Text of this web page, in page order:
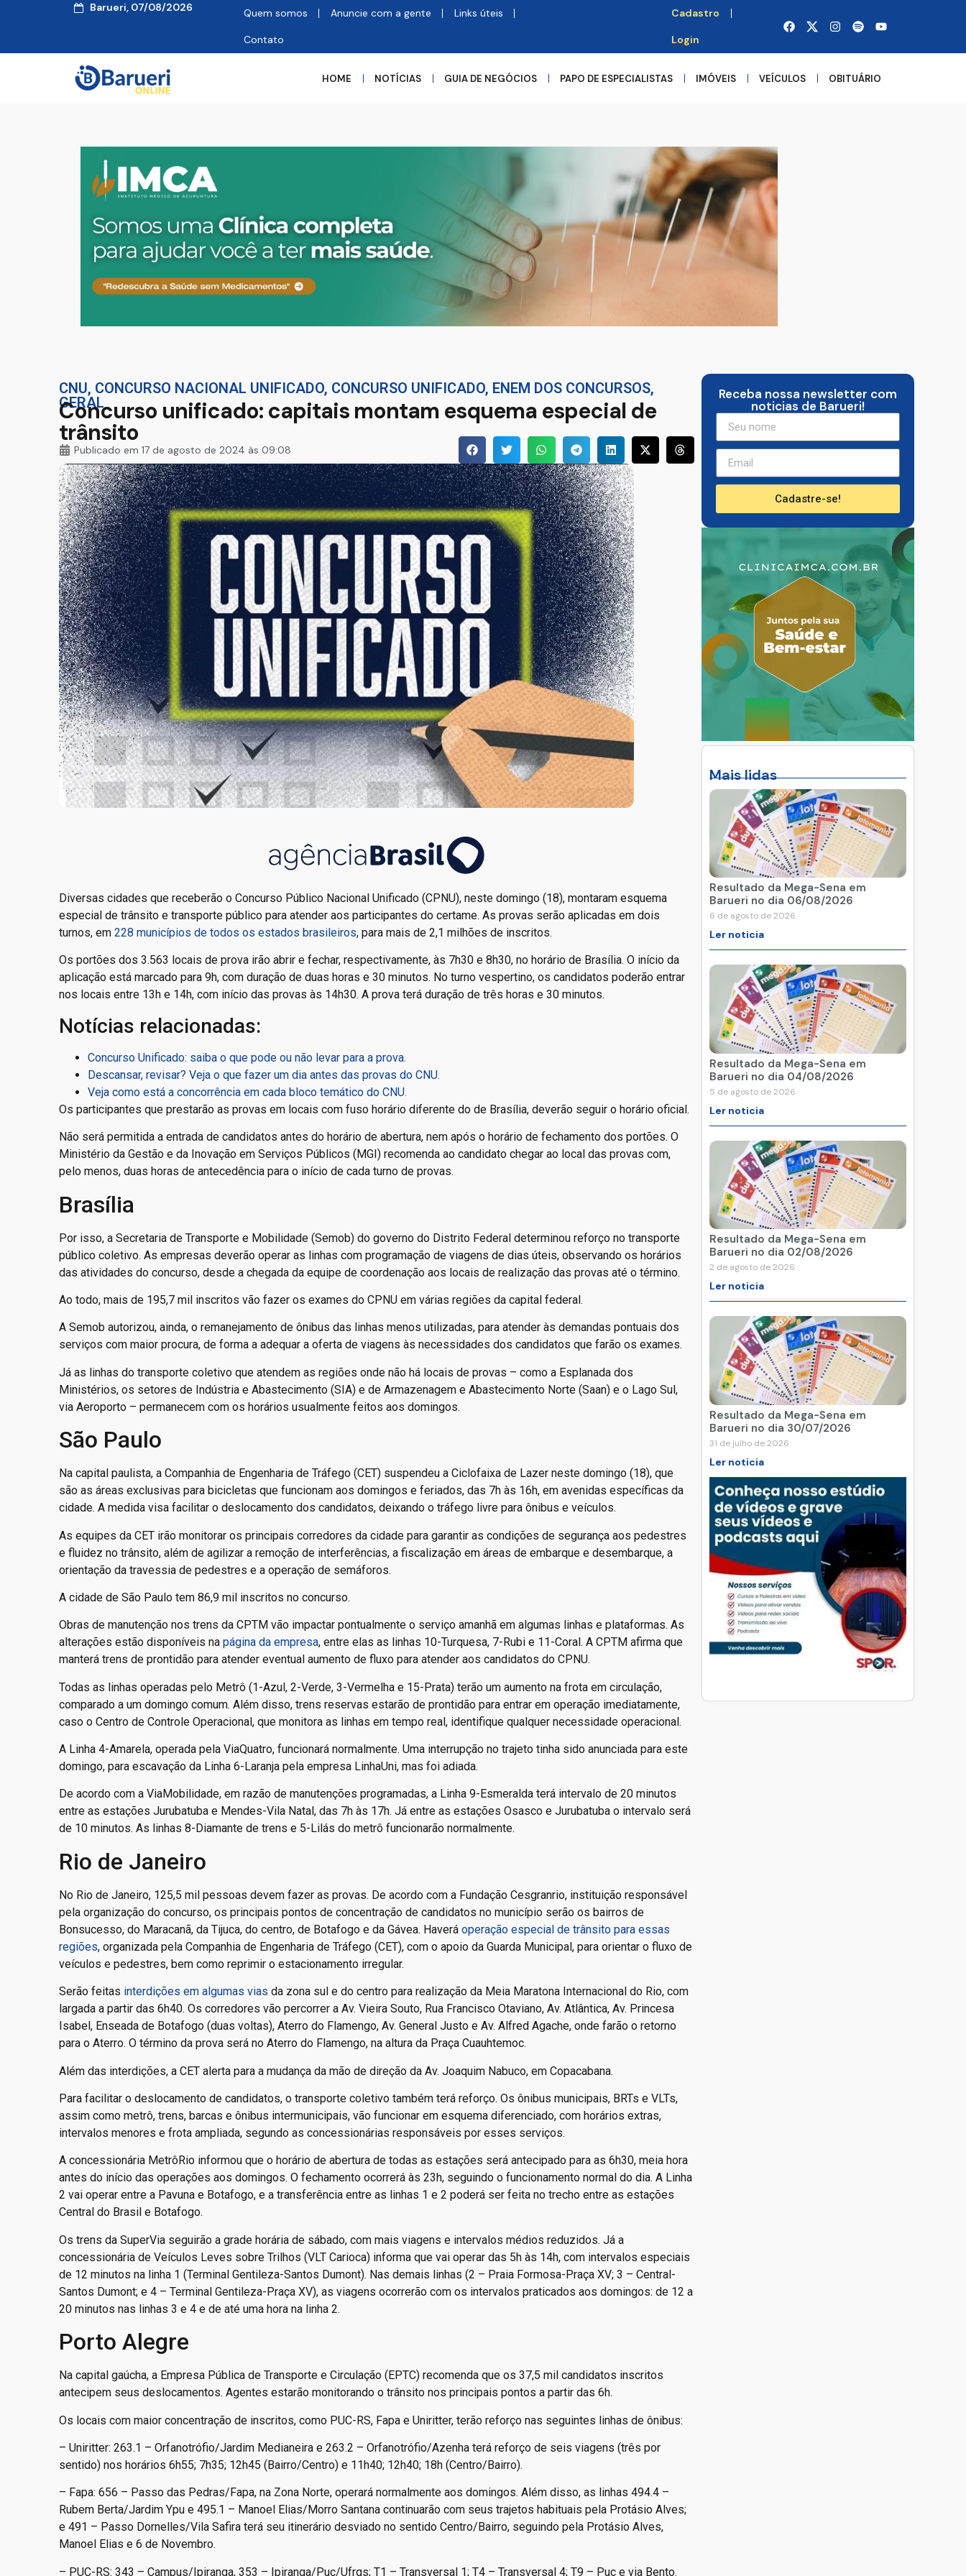
Barueri, 07/08/2026 Quem somos Anuncie com a gente Links úteis
Contato
Cadastro
Login
HOME NOTÍCIAS GUIA DE NEGÓCIOS PAPO DE ESPECIALISTAS IMÓVEIS VEÍCULOS OBITUÁRIO
CNU, CONCURSO NACIONAL UNIFICADO, CONCURSO UNIFICADO, ENEM DOS CONCURSOS,
GERAL
Concurso unificado: capitais montam esquema especial de
trânsito
Publicado em 17 de agosto de 2024 às 09:08
Diversas cidades que receberão o Concurso Público Nacional Unificado (CPNU), neste domingo (18), montaram esquema
especial de trânsito e transporte público para atender aos participantes do certame. As provas serão aplicadas em dois
turnos, em 228 municípios de todos os estados brasileiros, para mais de 2,1 milhões de inscritos.
Os portões dos 3.563 locais de prova irão abrir e fechar, respectivamente, às 7h30 e 8h30, no horário de Brasília. O início da
aplicação está marcado para 9h, com duração de duas horas e 30 minutos. No turno vespertino, os candidatos poderão entrar
nos locais entre 13h e 14h, com início das provas às 14h30. A prova terá duração de três horas e 30 minutos.
Notícias relacionadas:
Concurso Unificado: saiba o que pode ou não levar para a prova.
Descansar, revisar? Veja o que fazer um dia antes das provas do CNU.
Veja como está a concorrência em cada bloco temático do CNU.
Os participantes que prestarão as provas em locais com fuso horário diferente do de Brasília, deverão seguir o horário oficial.
Não será permitida a entrada de candidatos antes do horário de abertura, nem após o horário de fechamento dos portões. O
Ministério da Gestão e da Inovação em Serviços Públicos (MGI) recomenda ao candidato chegar ao local das provas com,
pelo menos, duas horas de antecedência para o início de cada turno de provas.
Brasília
Por isso, a Secretaria de Transporte e Mobilidade (Semob) do governo do Distrito Federal determinou reforço no transporte
público coletivo. As empresas deverão operar as linhas com programação de viagens de dias úteis, observando os horários
das atividades do concurso, desde a chegada da equipe de coordenação aos locais de realização das provas até o término.
Ao todo, mais de 195,7 mil inscritos vão fazer os exames do CPNU em várias regiões da capital federal.
A Semob autorizou, ainda, o remanejamento de ônibus das linhas menos utilizadas, para atender às demandas pontuais dos
serviços com maior procura, de forma a adequar a oferta de viagens às necessidades dos candidatos que farão os exames.
Já as linhas do transporte coletivo que atendem as regiões onde não há locais de provas – como a Esplanada dos
Ministérios, os setores de Indústria e Abastecimento (SIA) e de Armazenagem e Abastecimento Norte (Saan) e o Lago Sul,
via Aeroporto – permanecem com os horários usualmente feitos aos domingos.
São Paulo
Na capital paulista, a Companhia de Engenharia de Tráfego (CET) suspendeu a Ciclofaixa de Lazer neste domingo (18), que
são as áreas exclusivas para bicicletas que funcionam aos domingos e feriados, das 7h às 16h, em avenidas específicas da
cidade. A medida visa facilitar o deslocamento dos candidatos, deixando o tráfego livre para ônibus e veículos.
As equipes da CET irão monitorar os principais corredores da cidade para garantir as condições de segurança aos pedestres
e fluidez no trânsito, além de agilizar a remoção de interferências, a fiscalização em áreas de embarque e desembarque, a
orientação da travessia de pedestres e a operação de semáforos.
A cidade de São Paulo tem 86,9 mil inscritos no concurso.
Obras de manutenção nos trens da CPTM vão impactar pontualmente o serviço amanhã em algumas linhas e plataformas. As
alterações estão disponíveis na página da empresa, entre elas as linhas 10-Turquesa, 7-Rubi e 11-Coral. A CPTM afirma que
manterá trens de prontidão para atender eventual aumento de fluxo para atender aos candidatos do CPNU.
Todas as linhas operadas pelo Metrô (1-Azul, 2-Verde, 3-Vermelha e 15-Prata) terão um aumento na frota em circulação,
comparado a um domingo comum. Além disso, trens reservas estarão de prontidão para entrar em operação imediatamente,
caso o Centro de Controle Operacional, que monitora as linhas em tempo real, identifique qualquer necessidade operacional.
A Linha 4-Amarela, operada pela ViaQuatro, funcionará normalmente. Uma interrupção no trajeto tinha sido anunciada para este
domingo, para escavação da Linha 6-Laranja pela empresa LinhaUni, mas foi adiada.
De acordo com a ViaMobilidade, em razão de manutenções programadas, a Linha 9-Esmeralda terá intervalo de 20 minutos
entre as estações Jurubatuba e Mendes-Vila Natal, das 7h às 17h. Já entre as estações Osasco e Jurubatuba o intervalo será
de 10 minutos. As linhas 8-Diamante de trens e 5-Lilás do metrô funcionarão normalmente.
Rio de Janeiro
No Rio de Janeiro, 125,5 mil pessoas devem fazer as provas. De acordo com a Fundação Cesgranrio, instituição responsável
pela organização do concurso, os principais pontos de concentração de candidatos no município serão os bairros de
Bonsucesso, do Maracanã, da Tijuca, do centro, de Botafogo e da Gávea. Haverá operação especial de trânsito para essas
regiões, organizada pela Companhia de Engenharia de Tráfego (CET), com o apoio da Guarda Municipal, para orientar o fluxo de
veículos e pedestres, bem como reprimir o estacionamento irregular.
Serão feitas interdições em algumas vias da zona sul e do centro para realização da Meia Maratona Internacional do Rio, com
largada a partir das 6h40. Os corredores vão percorrer a Av. Vieira Souto, Rua Francisco Otaviano, Av. Atlântica, Av. Princesa
Isabel, Enseada de Botafogo (duas voltas), Aterro do Flamengo, Av. General Justo e Av. Alfred Agache, onde farão o retorno
para o Aterro. O término da prova será no Aterro do Flamengo, na altura da Praça Cuauhtemoc.
Além das interdições, a CET alerta para a mudança da mão de direção da Av. Joaquim Nabuco, em Copacabana.
Para facilitar o deslocamento de candidatos, o transporte coletivo também terá reforço. Os ônibus municipais, BRTs e VLTs,
assim como metrô, trens, barcas e ônibus intermunicipais, vão funcionar em esquema diferenciado, com horários extras,
intervalos menores e frota ampliada, segundo as concessionárias responsáveis por esses serviços.
A concessionária MetrôRio informou que o horário de abertura de todas as estações será antecipado para as 6h30, meia hora
antes do início das operações aos domingos. O fechamento ocorrerá às 23h, seguindo o funcionamento normal do dia. A Linha
2 vai operar entre a Pavuna e Botafogo, e a transferência entre as linhas 1 e 2 poderá ser feita no trecho entre as estações
Central do Brasil e Botafogo.
Os trens da SuperVia seguirão a grade horária de sábado, com mais viagens e intervalos médios reduzidos. Já a
concessionária de Veículos Leves sobre Trilhos (VLT Carioca) informa que vai operar das 5h às 14h, com intervalos especiais
de 12 minutos na linha 1 (Terminal Gentileza-Santos Dumont). Nas demais linhas (2 – Praia Formosa-Praça XV; 3 – Central-
Santos Dumont; e 4 – Terminal Gentileza-Praça XV), as viagens ocorrerão com os intervalos praticados aos domingos: de 12 a
20 minutos nas linhas 3 e 4 e de até uma hora na linha 2.
Porto Alegre
Na capital gaúcha, a Empresa Pública de Transporte e Circulação (EPTC) recomenda que os 37,5 mil candidatos inscritos
antecipem seus deslocamentos. Agentes estarão monitorando o trânsito nos principais pontos a partir das 6h.
Os locais com maior concentração de inscritos, como PUC-RS, Fapa e Uniritter, terão reforço nas seguintes linhas de ônibus:
– Uniritter: 263.1 – Orfanotrófio/Jardim Medianeira e 263.2 – Orfanotrófio/Azenha terá reforço de seis viagens (três por
sentido) nos horários 6h55; 7h35; 12h45 (Bairro/Centro) e 11h40; 12h40; 18h (Centro/Bairro).
– Fapa: 656 – Passo das Pedras/Fapa, na Zona Norte, operará normalmente aos domingos. Além disso, as linhas 494.4 –
Rubem Berta/Jardim Ypu e 495.1 – Manoel Elias/Morro Santana continuarão com seus trajetos habituais pela Protásio Alves;
e 491 – Passo Dornelles/Vila Safira terá seu itinerário desviado no sentido Centro/Bairro, seguindo pela Protásio Alves,
Manoel Elias e 6 de Novembro.
– PUC-RS: 343 – Campus/Ipiranga, 353 – Ipiranga/Puc/Ufrgs; T1 – Transversal 1; T4 – Transversal 4; T9 – Puc e via Bento.
Mais lidas
Resultado da Mega-Sena em
Barueri no dia 06/08/2026
6 de agosto de 2026
Ler noticia
Resultado da Mega-Sena em
Barueri no dia 04/08/2026
5 de agosto de 2026
Ler noticia
Resultado da Mega-Sena em
Barueri no dia 02/08/2026
2 de agosto de 2026
Ler noticia
Resultado da Mega-Sena em
Barueri no dia 30/07/2026
31 de julho de 2026
Ler noticia
Receba nossa newsletter com
noticias de Barueri!
Cadastre-se!